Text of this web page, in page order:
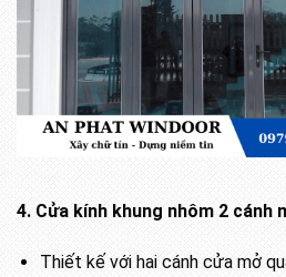
4. Cửa kính khung nhôm 2 cánh
Thiết kế với hai cánh cửa mở